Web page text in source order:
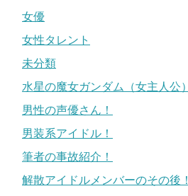
女優
女性タレント
未分類
水星の魔女ガンダム（女主人公）
男性の声優さん！
男装系アイドル！
筆者の事故紹介！
解散アイドルメンバーのその後！